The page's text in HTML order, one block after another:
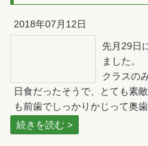
2018年07月12日
先月29日
ました。
クラスの
日食だったそうで、とても素
も前歯でしっかりかじって奥
続きを読む >